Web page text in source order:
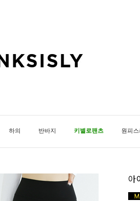
하의 반바지 키별로팬츠 원피
아